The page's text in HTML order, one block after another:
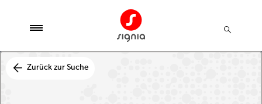
Zurück zur Suche